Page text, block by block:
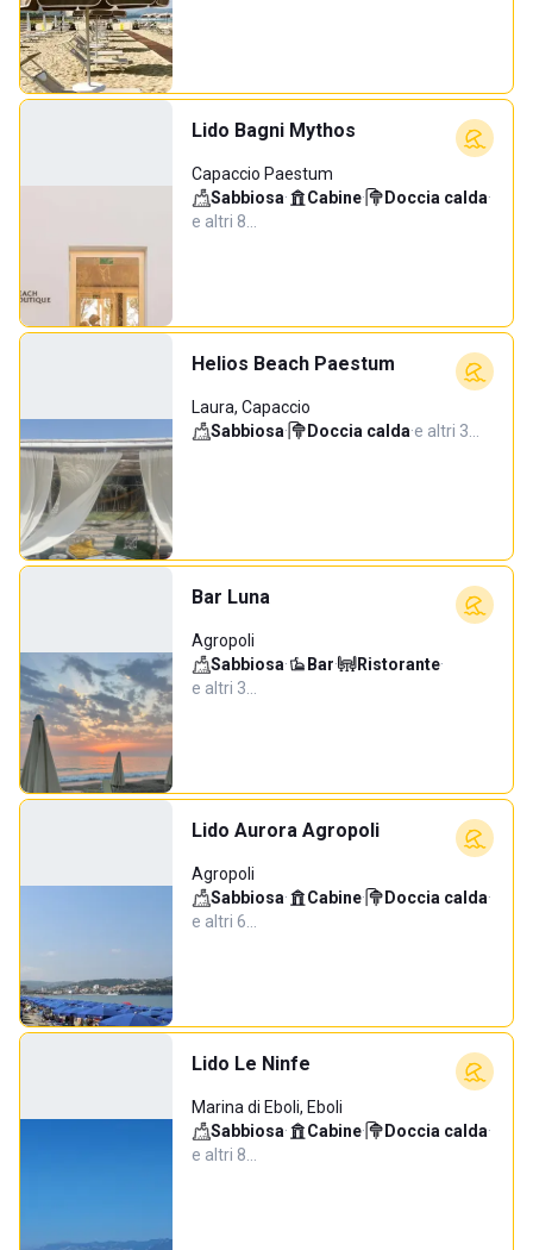
Lido Bagni Mythos
Capaccio Paestum
Sabbiosa· Cabine· Doccia calda·
e altri 8…
Helios Beach Paestum
Laura, Capaccio
Sabbiosa· Doccia calda·e altri 3…
Bar Luna
Agropoli
Sabbiosa· Bar· Ristorante·
e altri 3…
Lido Aurora Agropoli
Agropoli
Sabbiosa· Cabine· Doccia calda·
e altri 6…
Lido Le Ninfe
Marina di Eboli, Eboli
Sabbiosa· Cabine· Doccia calda·
e altri 8…